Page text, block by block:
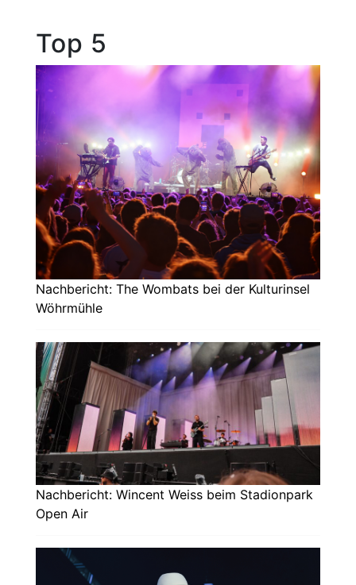
Top 5
Nachbericht: The Wombats bei der Kulturinsel
Wöhrmühle
Nachbericht: Wincent Weiss beim Stadionpark
Open Air